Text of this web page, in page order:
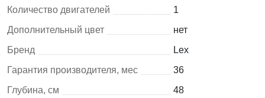
Количество двигателей
1
Дополнительный цвет
нет
Бренд
Lex
Гарантия производителя, мес
36
Глубина, см
48